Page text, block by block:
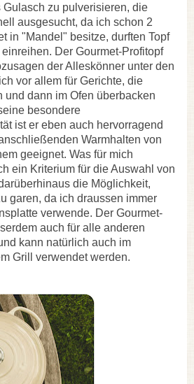
Gulasch zu pulverisieren, die
ausgesucht, da ich schon 2
in "Mandel" besitze, durften Topf
Der Gourmet-Profitopf
der Alleskönner unter den
vor allem für Gerichte, die
und dann im Ofen überbacken
besondere
ist er eben auch hervorragend
Warmhalten von
geeignet. Was für mich
ein Kriterium für die Auswahl von
die Möglichkeit,
garen, da ich draussen immer
verwende. Der Gourmet-
auch für alle anderen
kann natürlich auch im
Grill verwendet werden.